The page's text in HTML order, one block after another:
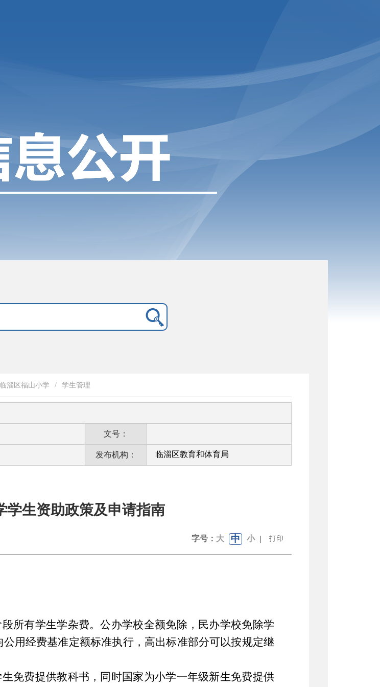
临淄区福山小学 / 学生管理
文号：
发布机构： 临淄区教育和体育局
学生资助政策及申请指南
字号： 大 中 小 | 打印
所有学生学杂费。公办学校全额免除，民办学校免除学
用经费基准定额标准执行，高出标准部分可以按规定继
免费提供教科书，同时国家为小学一年级新生免费提供